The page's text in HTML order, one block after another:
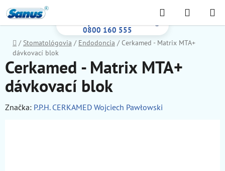
na
obsah
0800 160 555
Hľadať
KOŠÍK
Domov
/ Stomatológovia / Endodoncia / Cerkamed - Matrix MTA+
dávkovací blok
Cerkamed - Matrix MTA+
dávkovací blok
Značka: P.P.H. CERKAMED Wojciech Pawłowski